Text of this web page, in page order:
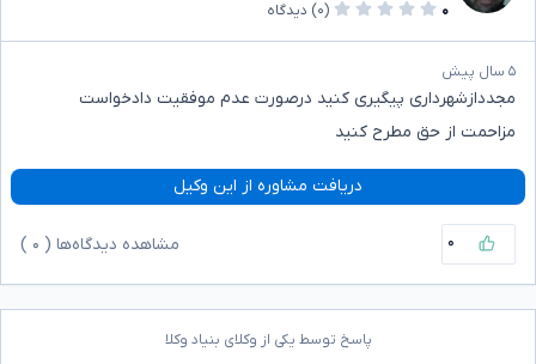
۰
(۰) دیدگاه
۵ سال پیش
مجددازشهرداری پیگیری کنید درصورت عدم موفقیت دادخواست
مزاحمت از حق مطرح کنید
دریافت مشاوره از این وکیل
۰ مشاهده دیدگاه‌ها ( ۰
پاسخ توسط یکی از وکلای بنیاد وکلا